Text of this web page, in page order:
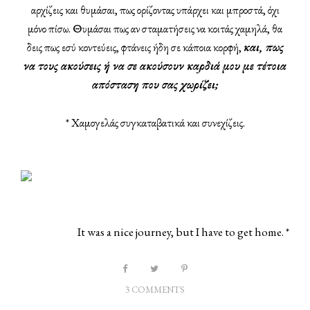
αρχίζεις και θυμάσαι, πως ορίζοντας υπάρχει και μπροστά, όχι
μόνο πίσω. Θυμάσαι πως αν σταματήσεις να κοιτάς χαμηλά, θα
δεις πως εσύ κοντεύεις, φτάνεις ήδη σε κάποια κορφή, και, πως
να τους ακούσεις ή να σε ακούσουν καρδιά μου με τέτοια
απόσταση που σας χωρίζει;
* Χαμογελάς συγκαταβατικά και συνεχίζεις.
It was a nice journey, but I have to get home. *
3 COMMENTS